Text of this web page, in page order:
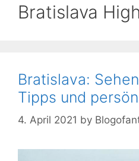
Bratislava
Bratislava:
Tipps und
4. April 2021 by